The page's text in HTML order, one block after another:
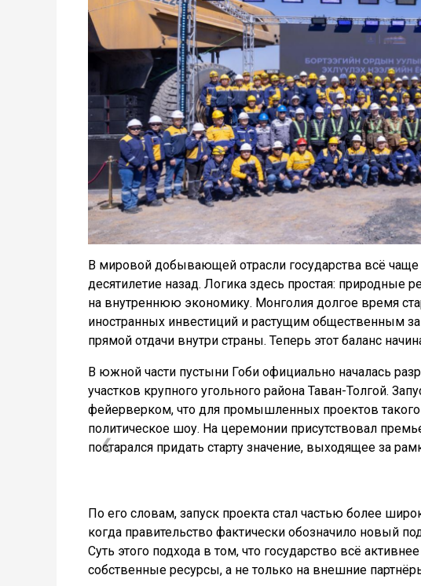
В мировой добывающей отрасли государства всё
десятилетие назад. Логика здесь простая: природные
на внутреннюю экономику. Монголия долгое время
иностранных инвестиций и растущим общественным
прямой отдачи внутри страны. Теперь этот баланс
В южной части пустыни Гоби официально началась
участков крупного угольного района Таван-Толгой.
фейерверком, что для промышленных проектов
политическое шоу. На церемонии присутствовал
постарался придать старту значение, выходящее за
❮
По его словам, запуск проекта стал частью более
когда правительство фактически обозначило новый
Суть этого подхода в том, что государство всё
собственные ресурсы, а не только на внешние